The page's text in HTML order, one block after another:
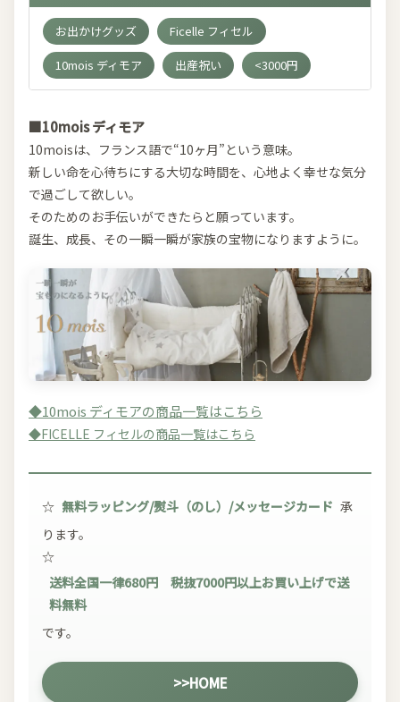
お出かけグッズ
Ficelle フィセル
10mois ディモア
出産祝い <3000円
■10mois ディモア
10moisは、フランス語で“10ヶ月”という意味。
新しい命を心待ちにする大切な時間を、心地よく幸せな気分
で過ごして欲しい。
そのためのお手伝いができたらと願っています。
誕生、成長、その一瞬一瞬が家族の宝物になりますように。
◆10mois ディモアの商品一覧はこちら
◆FICELLE フィセルの商品一覧はこちら
☆ 無料ラッピング/熨斗（のし）/メッセージカード 承
ります。
☆
送料全国一律680円 税抜7000円以上お買い上げで送
料無料
です。
>>HOME